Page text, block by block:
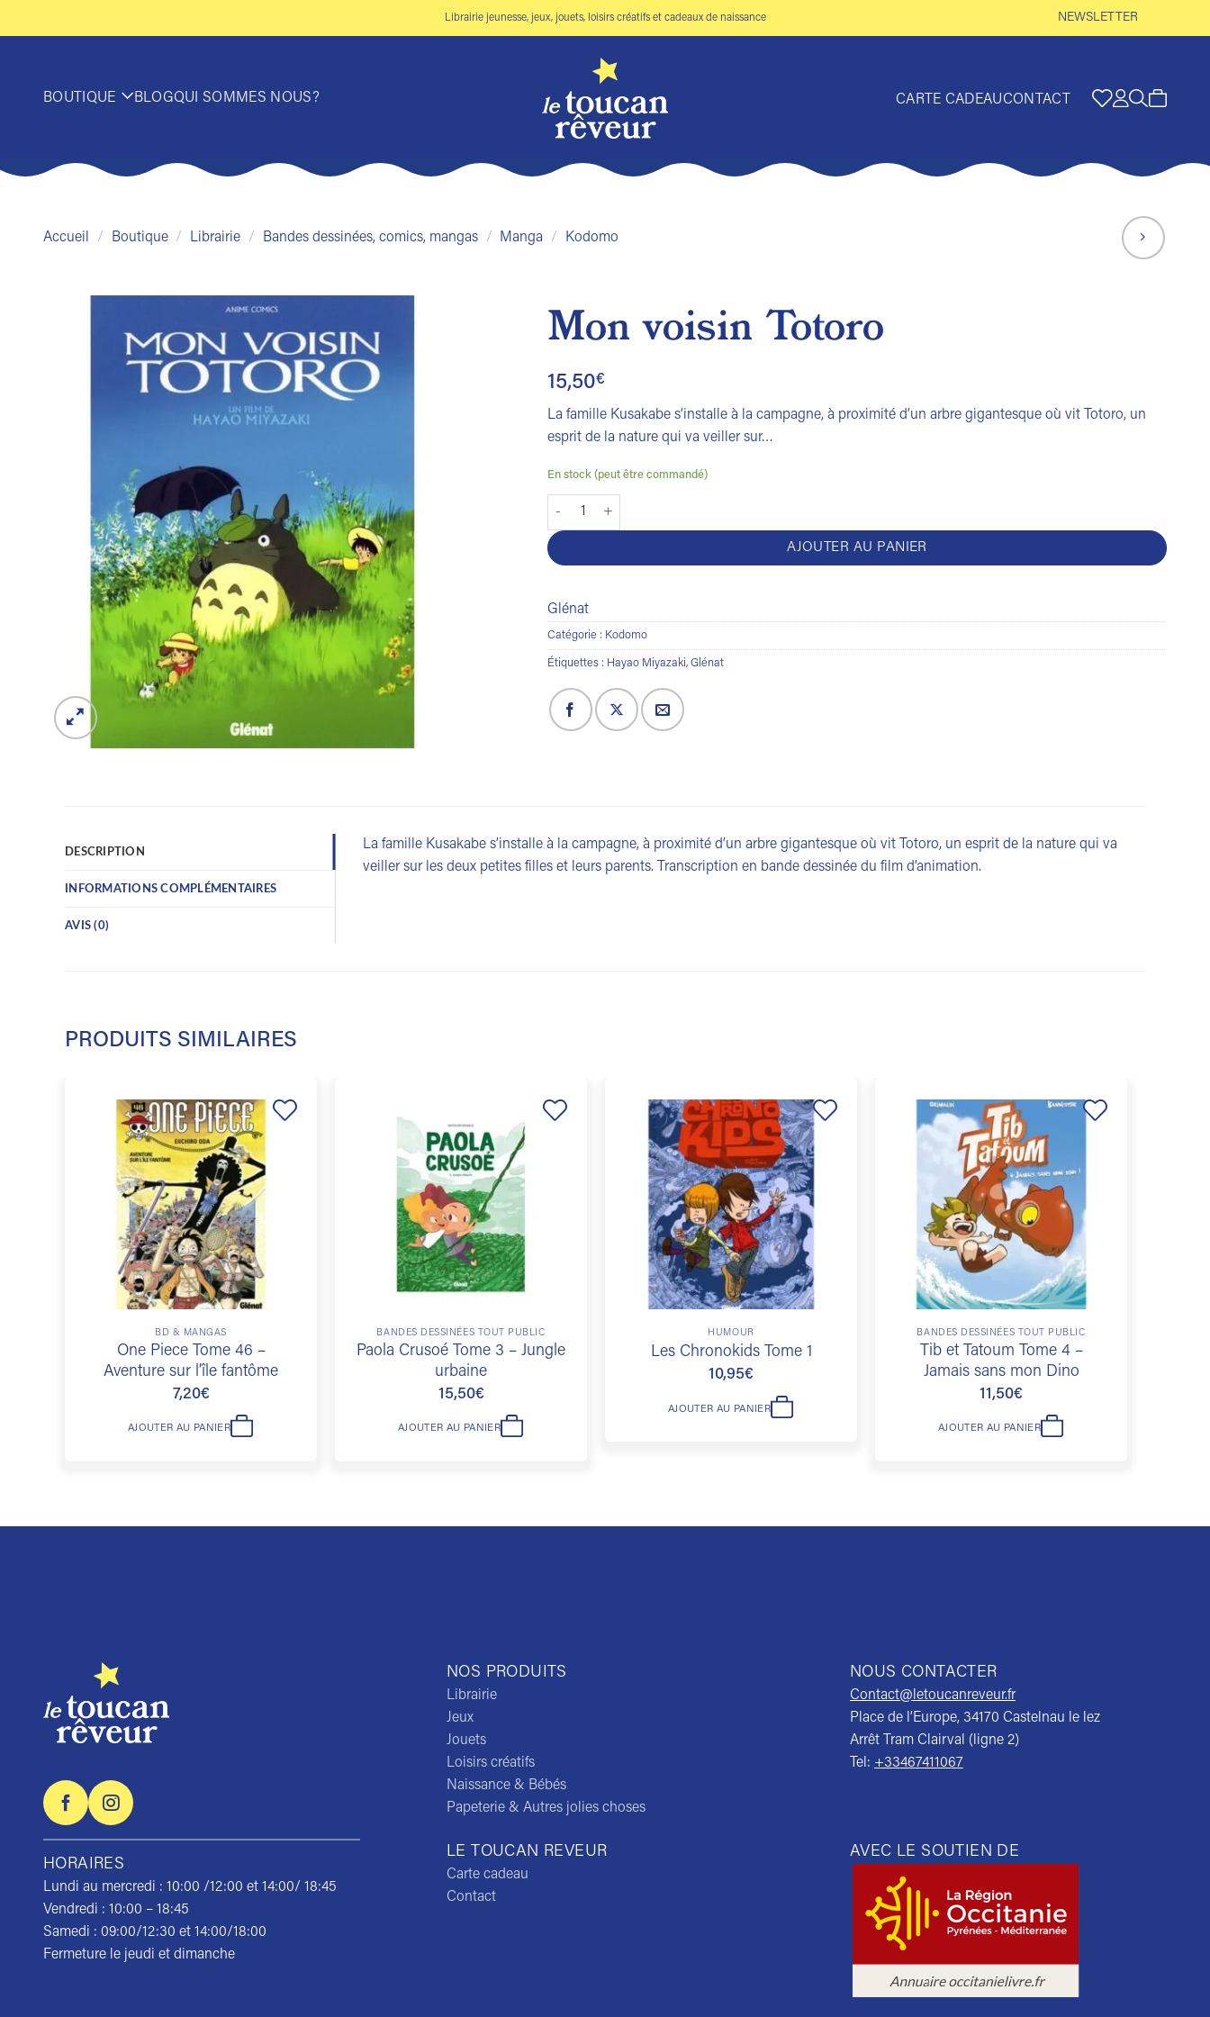
Librairie jeunesse, jeux, jouets, loisirs créatifs et cadeaux de naissance NEWSLETTER
BOUTIQUE BLOGQUI SOMMES NOUS? CARTE CADEAUCONTACT
Accueil / Boutique / Librairie / Bandes dessinées, comics, mangas / Manga / Kodomo
Mon voisin Totoro
15,50€
La famille Kusakabe s’installe à la campagne, à proximité d’un arbre gigantesque où vit Totoro, un
esprit de la nature qui va veiller sur…
En stock (peut être commandé)
quantité de Mon voisin Totoro
AJOUTER AU PANIER
Glénat
Catégorie : Kodomo
Étiquettes : Hayao Miyazaki, Glénat
DESCRIPTION
INFORMATIONS COMPLÉMENTAIRES
AVIS (0)
La famille Kusakabe s’installe à la campagne, à proximité d’un arbre gigantesque où vit Totoro, un esprit de la nature qui va
veiller sur les deux petites filles et leurs parents. Transcription en bande dessinée du film d’animation.
PRODUITS SIMILAIRES
BD & MANGAS
One Piece Tome 46 –
Aventure sur l’île fantôme
7,20€
AJOUTER AU PANIER
BANDES DESSINÉES TOUT PUBLIC
Paola Crusoé Tome 3 – Jungle
urbaine
15,50€
AJOUTER AU PANIER
Ajouter
liste de
souhaits
HUMOUR
Les Chronokids Tome 1
10,95€
AJOUTER AU PANIER
souhaits
BANDES DESSINÉES TOUT PUBLIC
Tib et Tatoum Tome 4 –
Jamais sans mon Dino
11,50€
AJOUTER AU PANIER
NOS PRODUITS
Librairie
Jeux
Jouets
Loisirs créatifs
Naissance & Bébés
Papeterie & Autres jolies choses
NOUS CONTACTER
Contact@letoucanreveur.fr
Place de l’Europe, 34170 Castelnau le lez
Arrêt Tram Clairval (ligne 2)
Tel: +33467411067
HORAIRES
Lundi au mercredi : 10:00 /12:00 et 14:00/ 18:45
Vendredi : 10:00 – 18:45
Samedi : 09:00/12:30 et 14:00/18:00
Fermeture le jeudi et dimanche
LE TOUCAN REVEUR
Carte cadeau
Contact
AVEC LE SOUTIEN DE